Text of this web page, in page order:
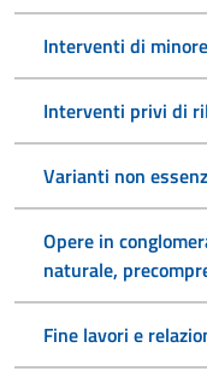
Interventi di
Interventi privi di
Varianti non
Opere in
naturale,
Fine lavori e